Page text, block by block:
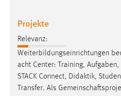
Projekte
Relevanz:
Weiterbildungseinrichtungen
acht Center: Training, Aufgaben,
STACK Connect, Didaktik,
Transfer. Als